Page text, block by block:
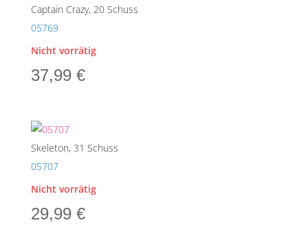
Captain Crazy, 20 Schuss
05769
Nicht vorrätig
37,99 €
Skeleton, 31 Schuss
05707
Nicht vorrätig
29,99 €